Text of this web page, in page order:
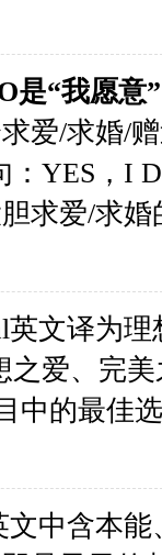
是“我愿意
爱/求婚/
YES，I
求爱/求
英文译为
爱、完
中的最佳
品牌
文中含本